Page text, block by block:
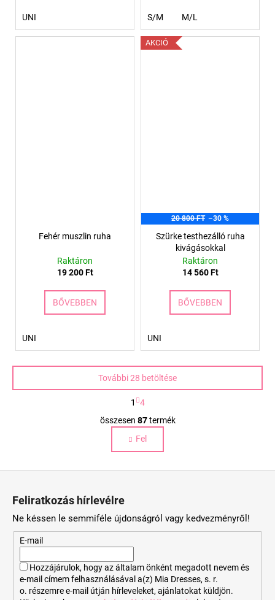
UNI S/M M/L
Fehér muszlin ruha
Raktáron
19 200 Ft
BŐVEBBEN
UNI
AKCIÓ
20 800 FT –30 %
Szürke testhezálló ruha
kivágásokkal
Raktáron
14 560 Ft
BŐVEBBEN
UNI
L
i
s
t
a
n
y
t
á
s
További 28 betöltése
L
a
p
o
z
á
1
4
összesen 87termék
Fel
Feliratkozás hírlevélre
Ne késsen le semmiféle újdonságról vagy kedvezményről!
E-mail
Hozzájárulok, hogy az általam önként megadott nevem és
e-mail címem felhasználásával a(z) Mia Dresses, s. r.
o. részemre e-mail útján hírleveleket, ajánlatokat küldjön.